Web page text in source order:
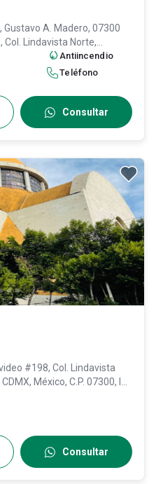
Gustavo A. Madero, 07300
Col. Lindavista Norte,
, C.P. 07300, ID:
Antiincendio
Teléfono
Consultar
#198, Col. Lindavista
CDMX, México, C.P. 07300, ID:
Consultar